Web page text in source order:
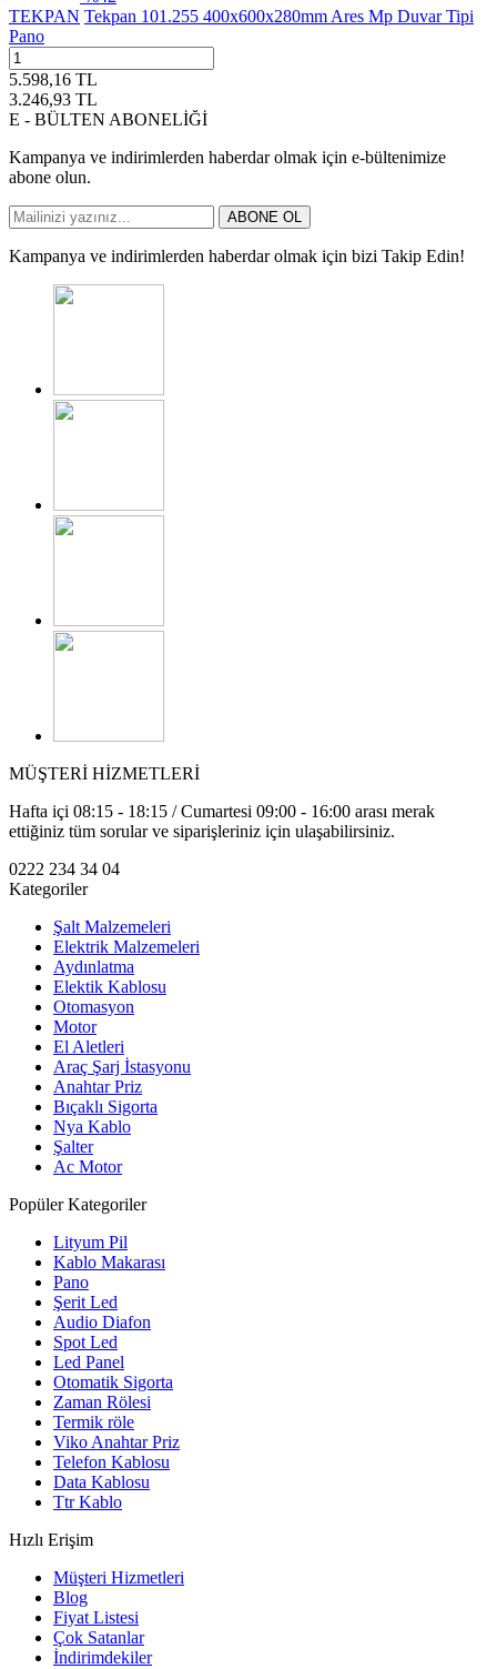
TEKPAN Tekpan 101.255 400x600x280mm Ares Mp Duvar Tipi
Pano
5.598,16 TL
3.246,93 TL
E - BÜLTEN ABONELİĞİ
Kampanya ve indirimlerden haberdar olmak için e-bültenimize
abone olun.
ABONE OL
Kampanya ve indirimlerden haberdar olmak için bizi Takip Edin!
MÜŞTERİ HİZMETLERİ
Hafta içi 08:15 - 18:15 / Cumartesi 09:00 - 16:00 arası merak
ettiğiniz tüm sorular ve siparişleriniz için ulaşabilirsiniz.
0222 234 34 04
Kategoriler
Şalt Malzemeleri
Elektrik Malzemeleri
Aydınlatma
Elektik Kablosu
Otomasyon
Motor
El Aletleri
Araç Şarj İstasyonu
Anahtar Priz
Bıçaklı Sigorta
Nya Kablo
Şalter
Ac Motor
Popüler Kategoriler
Lityum Pil
Kablo Makarası
Pano
Şerit Led
Audio Diafon
Spot Led
Led Panel
Otomatik Sigorta
Zaman Rölesi
Termik röle
Viko Anahtar Priz
Telefon Kablosu
Data Kablosu
Ttr Kablo
Hızlı Erişim
Müşteri Hizmetleri
Blog
Fiyat Listesi
Çok Satanlar
İndirimdekiler